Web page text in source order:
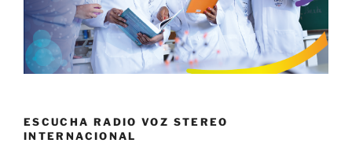
ESCUCHA RADIO VOZ STEREO
INTERNACIONAL